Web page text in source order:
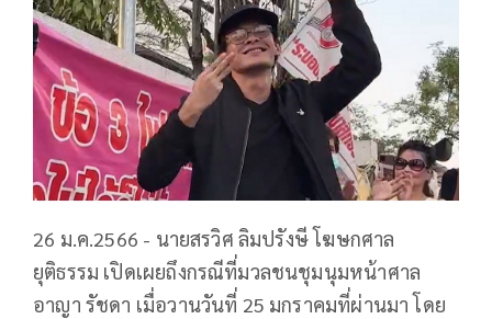
26 ม.ค.2566 - นายสรวิศ ลิมปรังษี โฆษกศาล
ยุติธรรม เปิดเผยถึงกรณีที่มวลชนชุมนุมหน้าศาล
อาญา รัชดา เมื่อวานวันที่ 25 มกราคมที่ผ่านมา โดย